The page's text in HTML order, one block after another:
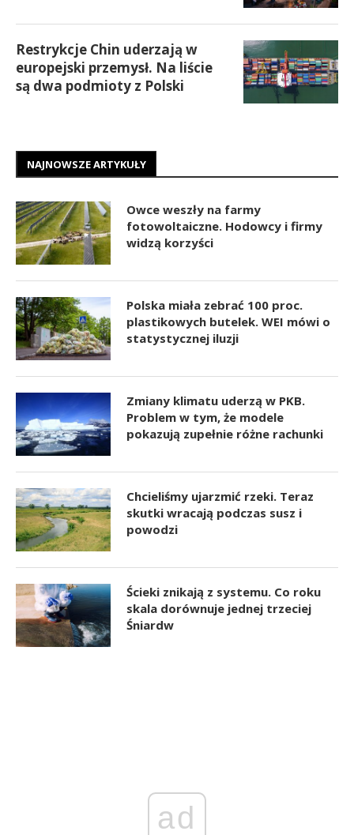
Restrykcje Chin uderzają w
europejski przemysł. Na liście
są dwa podmioty z Polski
NAJNOWSZE ARTYKUŁY
Owce weszły na farmy
fotowoltaiczne. Hodowcy i firmy
widzą korzyści
Polska miała zebrać 100 proc.
plastikowych butelek. WEI mówi o
statystycznej iluzji
Zmiany klimatu uderzą w PKB.
Problem w tym, że modele
pokazują zupełnie różne rachunki
Chcieliśmy ujarzmić rzeki. Teraz
skutki wracają podczas susz i
powodzi
Ścieki znikają z systemu. Co roku
skala dorównuje jednej trzeciej
Śniardw
ad